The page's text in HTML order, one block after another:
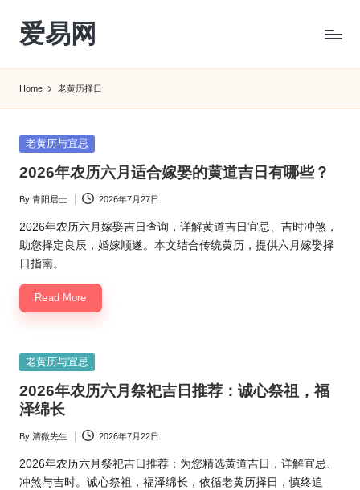
Skip
content
爱易网
转
农
历
历
查
询
_2ebc.com
Home 老黄历择日
Posted
老黄历与宜忌
2026年农历六月适合嫁娶的黄道吉日有哪些？
Posted
by
By 青阳居士 2026年7月27日
2026年农历六月嫁娶吉日查询，详解黄道吉日宜忌、吉时冲煞，
助您择定良辰，婚嫁顺遂。本文结合传统黄历，提供六月嫁娶择
日指南。
Read More
Posted
老黄历与宜忌
2026年农历六月祭祀吉日推荐：诚心祭祖，福
泽绵长
Posted
by
By 清微先生 2026年7月22日
2026年农历六月祭祀吉日推荐：为您精选黄道吉日，详解宜忌、
冲煞与吉时。诚心祭祖，福泽绵长，依循老黄历择日，慎终追